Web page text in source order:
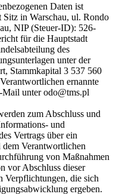
Daten ist
in Warschau, ul. Rondo
NIP (Steuer-ID): 526-
für die Hauptstadt
des
unter der
Stammkapital 3 537 560
ernannte
Mail unter odo@tms.pl
zum Abschluss und
und
Vertrags über ein
Verantwortlichen
von Maßnahmen
vor Abschluss dieser
Verpflichtungen, die sich
ergeben.